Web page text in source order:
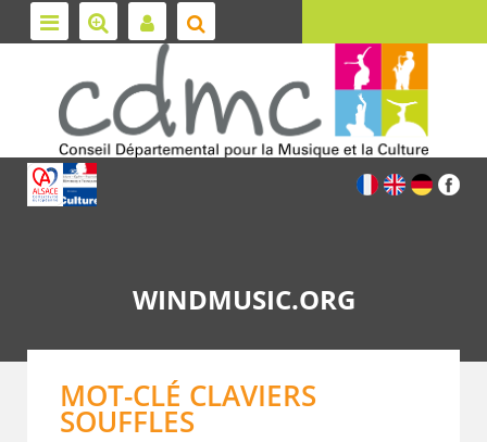
WINDMUSIC.ORG
MOT-CLÉ CLAVIERS
SOUFFLES